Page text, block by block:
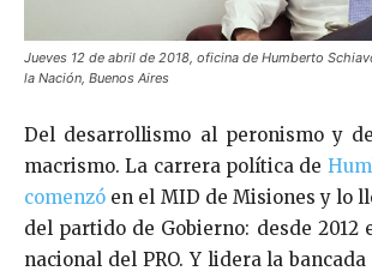
Jueves 12 de abril de 2018, oficina de Humberto
la Nación, Buenos Aires
Del desarrollismo al peronismo y
macrismo. La carrera política de
comenzó en el MID de Misiones y lo
del partido de Gobierno: desde 2012
nacional del PRO. Y lidera la